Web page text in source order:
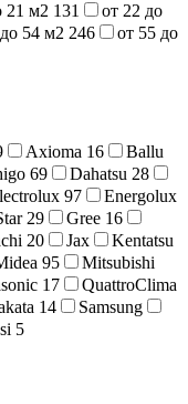
21 м2 131
от 22 до
54 м2 246
от 55 до
Axioma 16
Ballu
69 Dahatsu 28
97
Energolux
29 Gree 16
20 Jax
Kentatsu
95
Mitsubishi
17
QuattroClima
14
Samsung
5